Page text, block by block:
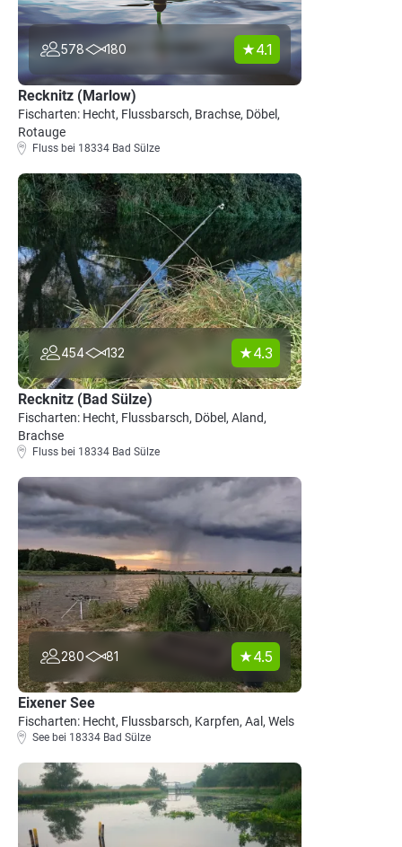
578 180 4.1
Recknitz (Marlow)
Fischarten: Hecht, Flussbarsch, Brachse, Döbel,
Rotauge
Fluss bei 18334 Bad Sülze
454 132 4.3
Recknitz (Bad Sülze)
Fischarten: Hecht, Flussbarsch, Döbel, Aland,
Brachse
Fluss bei 18334 Bad Sülze
280 81 4.5
Eixener See
Fischarten: Hecht, Flussbarsch, Karpfen, Aal, Wels
See bei 18334 Bad Sülze